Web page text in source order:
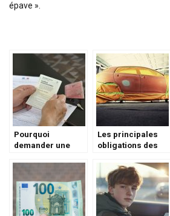
épave ».
Pourquoi
demander une
Les principales
obligations des